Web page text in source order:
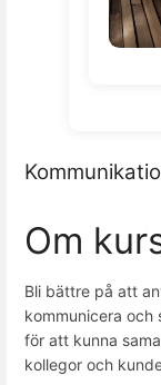
Om
Bli bättre på att
kommunicera och
för att kunna
kollegor och